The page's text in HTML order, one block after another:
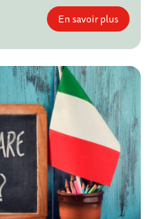
En savoir plus